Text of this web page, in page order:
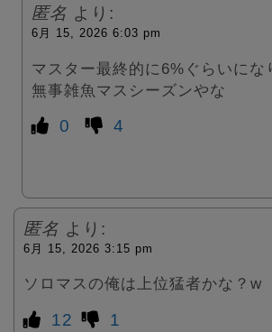
匿名 より:
6月 15, 2026 6:03 pm
マスター最終的に6%ぐらいにな
無事雑魚マスシーズンやな
0 4
匿名 より:
6月 15, 2026 3:15 pm
ソロマスの俺は上位猛者かな？w
12 1